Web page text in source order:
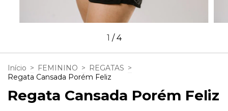
1 /4
Início > FEMININO > REGATAS >
Regata Cansada Porém Feliz
Regata Cansada Porém Feliz